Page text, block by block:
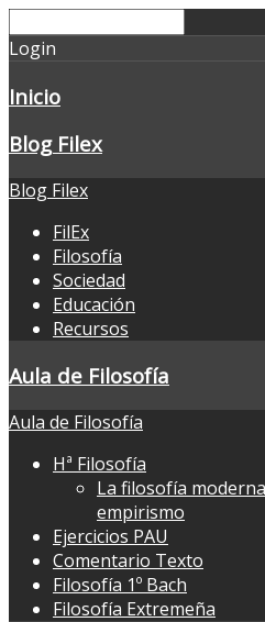
Login
Inicio
Blog Filex
Blog Filex
FilEx
Filosofía
Sociedad
Educación
Recursos
Aula de Filosofía
Aula de Filosofía
Hª Filosofía
La filosofía
empirismo
Ejercicios PAU
Comentario Texto
Filosofía 1º Bach
Filosofía Extremeña